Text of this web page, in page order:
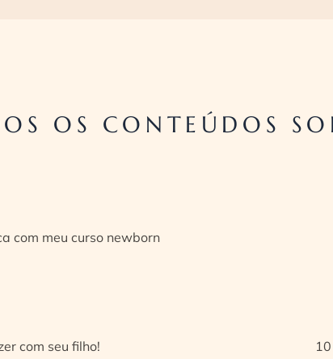
OS CONTEÚDOS
com meu curso newborn
com seu filho!